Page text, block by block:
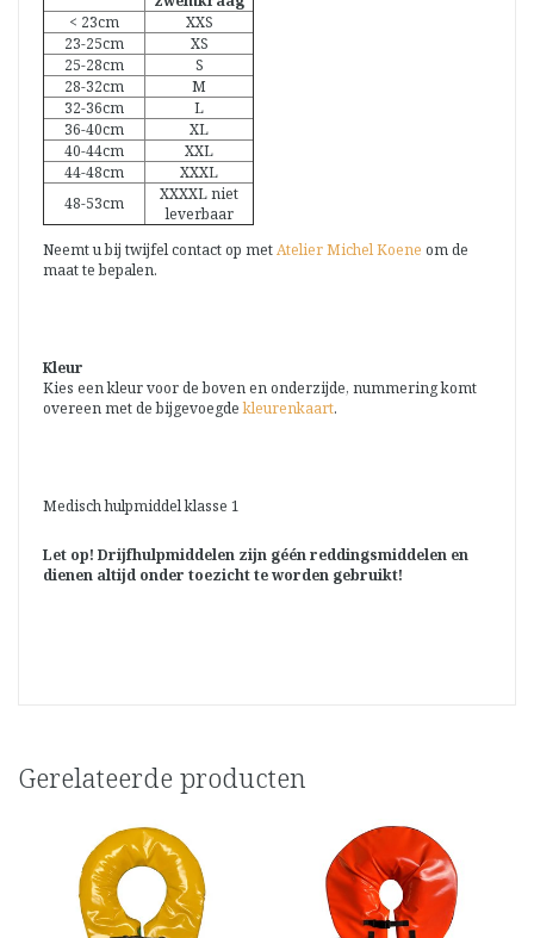
< 23cm
XXS
23-25cm
XS
25-28cm
S
28-32cm
M
32-36cm
L
36-40cm
XL
40-44cm
XXL
44-48cm
XXXL
48-53cm
XXXXL niet
leverbaar
Neemt u bij twijfel contact op metAtelier Michel Koene om de
maat te bepalen.
Kleur
Kies een kleur voor de boven en onderzijde, nummering komt
overeen met de bijgevoegdekleurenkaart.
Medisch hulpmiddel klasse 1
Let op! Drijfhulpmiddelen zijn géén reddingsmiddelen en
dienen altijd onder toezicht te worden gebruikt!
Gerelateerde producten